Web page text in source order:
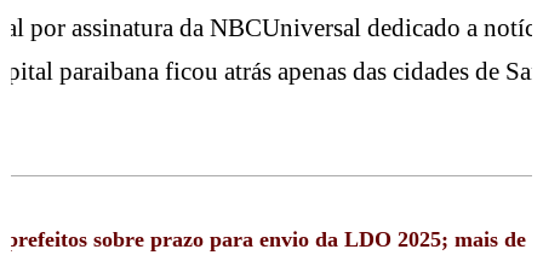
por assinatura da NBCUniversal dedicado a
paraibana ficou atrás apenas das cidades de
sobre prazo para envio da LDO 2025; mais de